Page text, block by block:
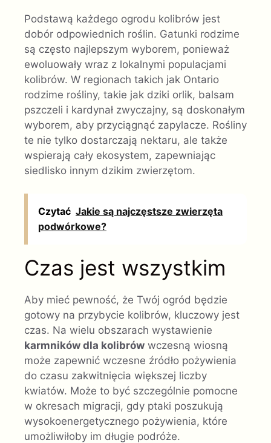
Podstawą każdego ogrodu kolibrów jest
dobór odpowiednich roślin. Gatunki rodzime
są często najlepszym wyborem, ponieważ
ewoluowały wraz z lokalnymi populacjami
kolibrów. W regionach takich jak Ontario
rodzime rośliny, takie jak dziki orlik, balsam
pszczeli i kardynał zwyczajny, są doskonałym
wyborem, aby przyciągnąć zapylacze. Rośliny
te nie tylko dostarczają nektaru, ale także
wspierają cały ekosystem, zapewniając
siedlisko innym dzikim zwierzętom.
Czytać Jakie są najczęstsze zwierzęta
podwórkowe?
Czas jest wszystkim
Aby mieć pewność, że Twój ogród będzie
gotowy na przybycie kolibrów, kluczowy jest
czas. Na wielu obszarach wystawienie
karmników dla kolibrów wczesną wiosną
może zapewnić wczesne źródło pożywienia
do czasu zakwitnięcia większej liczby
kwiatów. Może to być szczególnie pomocne
w okresach migracji, gdy ptaki poszukują
wysokoenergetycznego pożywienia, które
umożliwiłoby im długie podróże.